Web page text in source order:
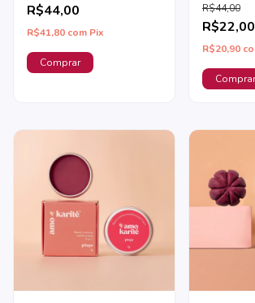
R$44,00
R$41,80 com Pix R$22,00
R$44,00
R$20,90